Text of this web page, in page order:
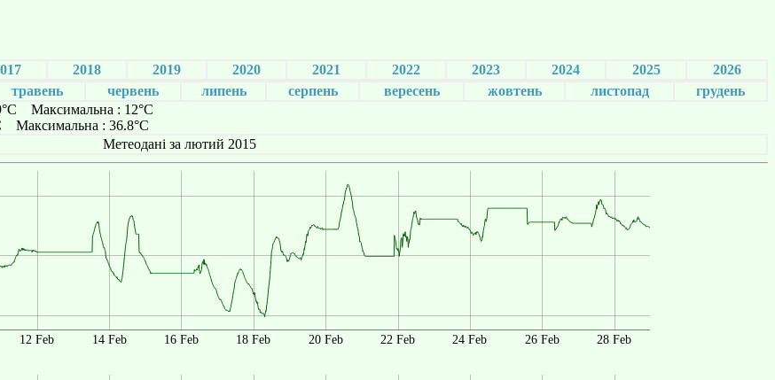
2018 2019 2020 2021 2022 2023 2024 2025
2026
травень червень липень серпень вересень жовтень листопад
грудень
Максимальна : 12°C
Максимальна : 36.8°C
Метеодані за лютий 2015
12 Feb 14 Feb 16 Feb 18 Feb 20 Feb 22 Feb 24 Feb 26 Feb 28 Feb